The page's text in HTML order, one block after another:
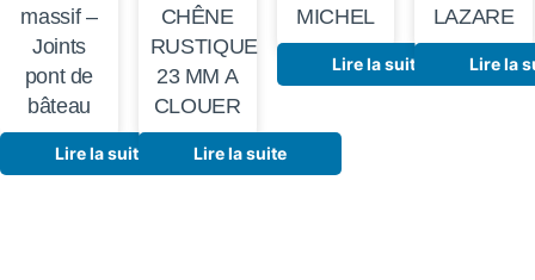
massif –
Joints
pont de
bâteau
Lire la suite
CHÊNE
RUSTIQUE
23 MM A
CLOUER
Lire la suite
MICHEL
Lire la suite
LAZARE
Lire la